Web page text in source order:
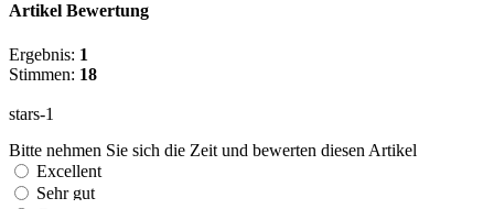
Artikel Bewertung
Ergebnis: 1
Stimmen: 18
Bitte nehmen Sie sich die Zeit und bewerten diesen Artikel